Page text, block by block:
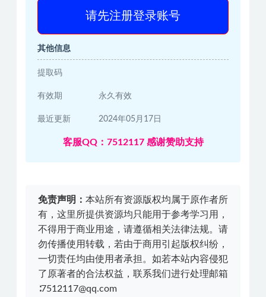
请先注册登录账号
其他信息
提取码
有效期 永久有效
最近更新 2024年05月17日
客服QQ：7512117 感谢赞助支持
免责声明： 本站所有资源版权均属于原作者所
有，这里所提供资源均只能用于参考学习用，
不得用于商业用途，请遵循相关法律法规。请
勿传播使用转载，若由于商用引起版权纠纷，
一切责任均由使用者承担。如若本站内容侵犯
了原著者的合法权益，联系我们进行处理邮箱
∶7512117@qq.com